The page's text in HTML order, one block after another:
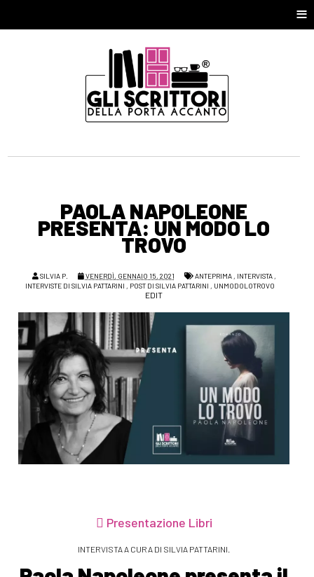
≡
PAOLA NAPOLEONE
PRESENTA: UN MODO LO
TROVO
SILVIA P. VENERDÌ, GENNAIO 15, 2021 ANTEPRIMA, INTERVISTA,
INTERVISTE DI SILVIA PATTARINI , POST DI SILVIA PATTARINI , UNMODOLOTROVO
EDIT
Presentazione Libri
INTERVISTA A CURA DI SILVIA PATTARINI.